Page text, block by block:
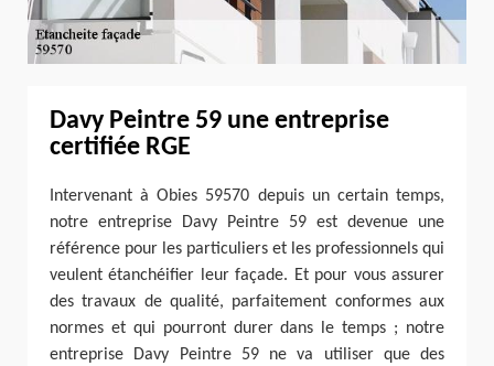
Davy Peintre 59 une entreprise
certifiée RGE
Intervenant à Obies 59570 depuis un certain temps,
notre entreprise Davy Peintre 59 est devenue une
référence pour les particuliers et les professionnels qui
veulent étanchéifier leur façade. Et pour vous assurer
des travaux de qualité, parfaitement conformes aux
normes et qui pourront durer dans le temps ; notre
entreprise Davy Peintre 59 ne va utiliser que des